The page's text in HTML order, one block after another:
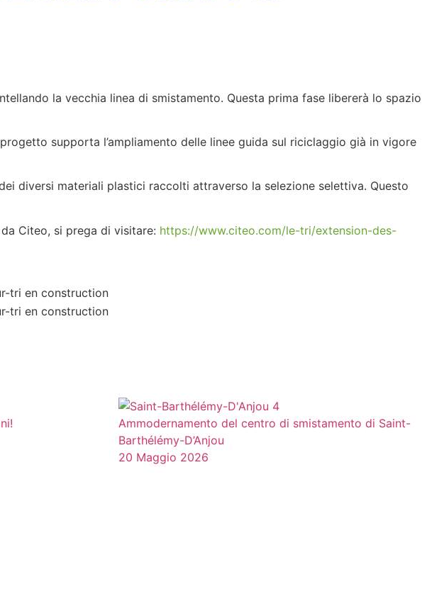
la vecchia linea di smistamento. Questa prima fase libererà lo spazio
supporta l’ampliamento delle linee guida sul riciclaggio già in vigore
diversi materiali plastici raccolti attraverso la selezione selettiva. Questo
Citeo, si prega di visitare: https://www.citeo.com/le-tri/extension-des-
Ammodernamento del centro di smistamento di Saint-
Barthélémy-D’Anjou
20 Maggio 2026